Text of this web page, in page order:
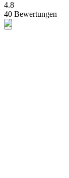
4.8
40 Bewertungen